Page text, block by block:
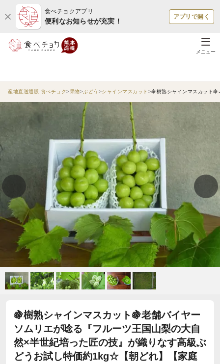
食べチョクアプリ
便利なお知らせが充実！
アプリで開く
メニュー
産地直送通販 食べチョク 果物 ぶどう シャインマスカット 🍇樹熟シャインマスカット
🍇樹熟シャインマスカット🍇老舗バイヤー
ソムリエが唸る『フルーツ王国山梨の大自
然×半世紀培った匠の技』が織りなす高級ぶ
どうお試し特価約1kg☆【朝どれ】【家庭